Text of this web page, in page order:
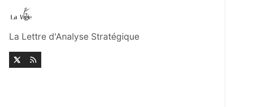
La Lettre d'Analyse Stratégique